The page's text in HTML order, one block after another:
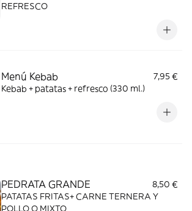
REFRESCO
Menú Kebab
7,95 €
Kebab + patatas + refresco (330 ml.)
PEDRATA GRANDE
8,50 €
PATATAS FRITAS+ CARNE TERNERA Y
POLLO O MIXTO